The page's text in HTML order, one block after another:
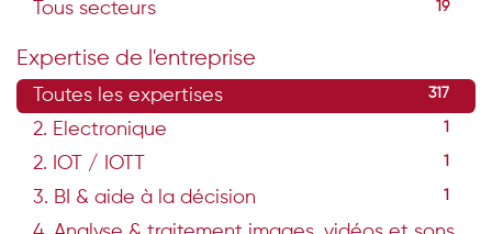
Tous secteurs 19
Expertise de l'entreprise
Toutes les expertises 317
2. Electronique 1
2. IOT / IOTT 1
3. BI & aide à la décision 1